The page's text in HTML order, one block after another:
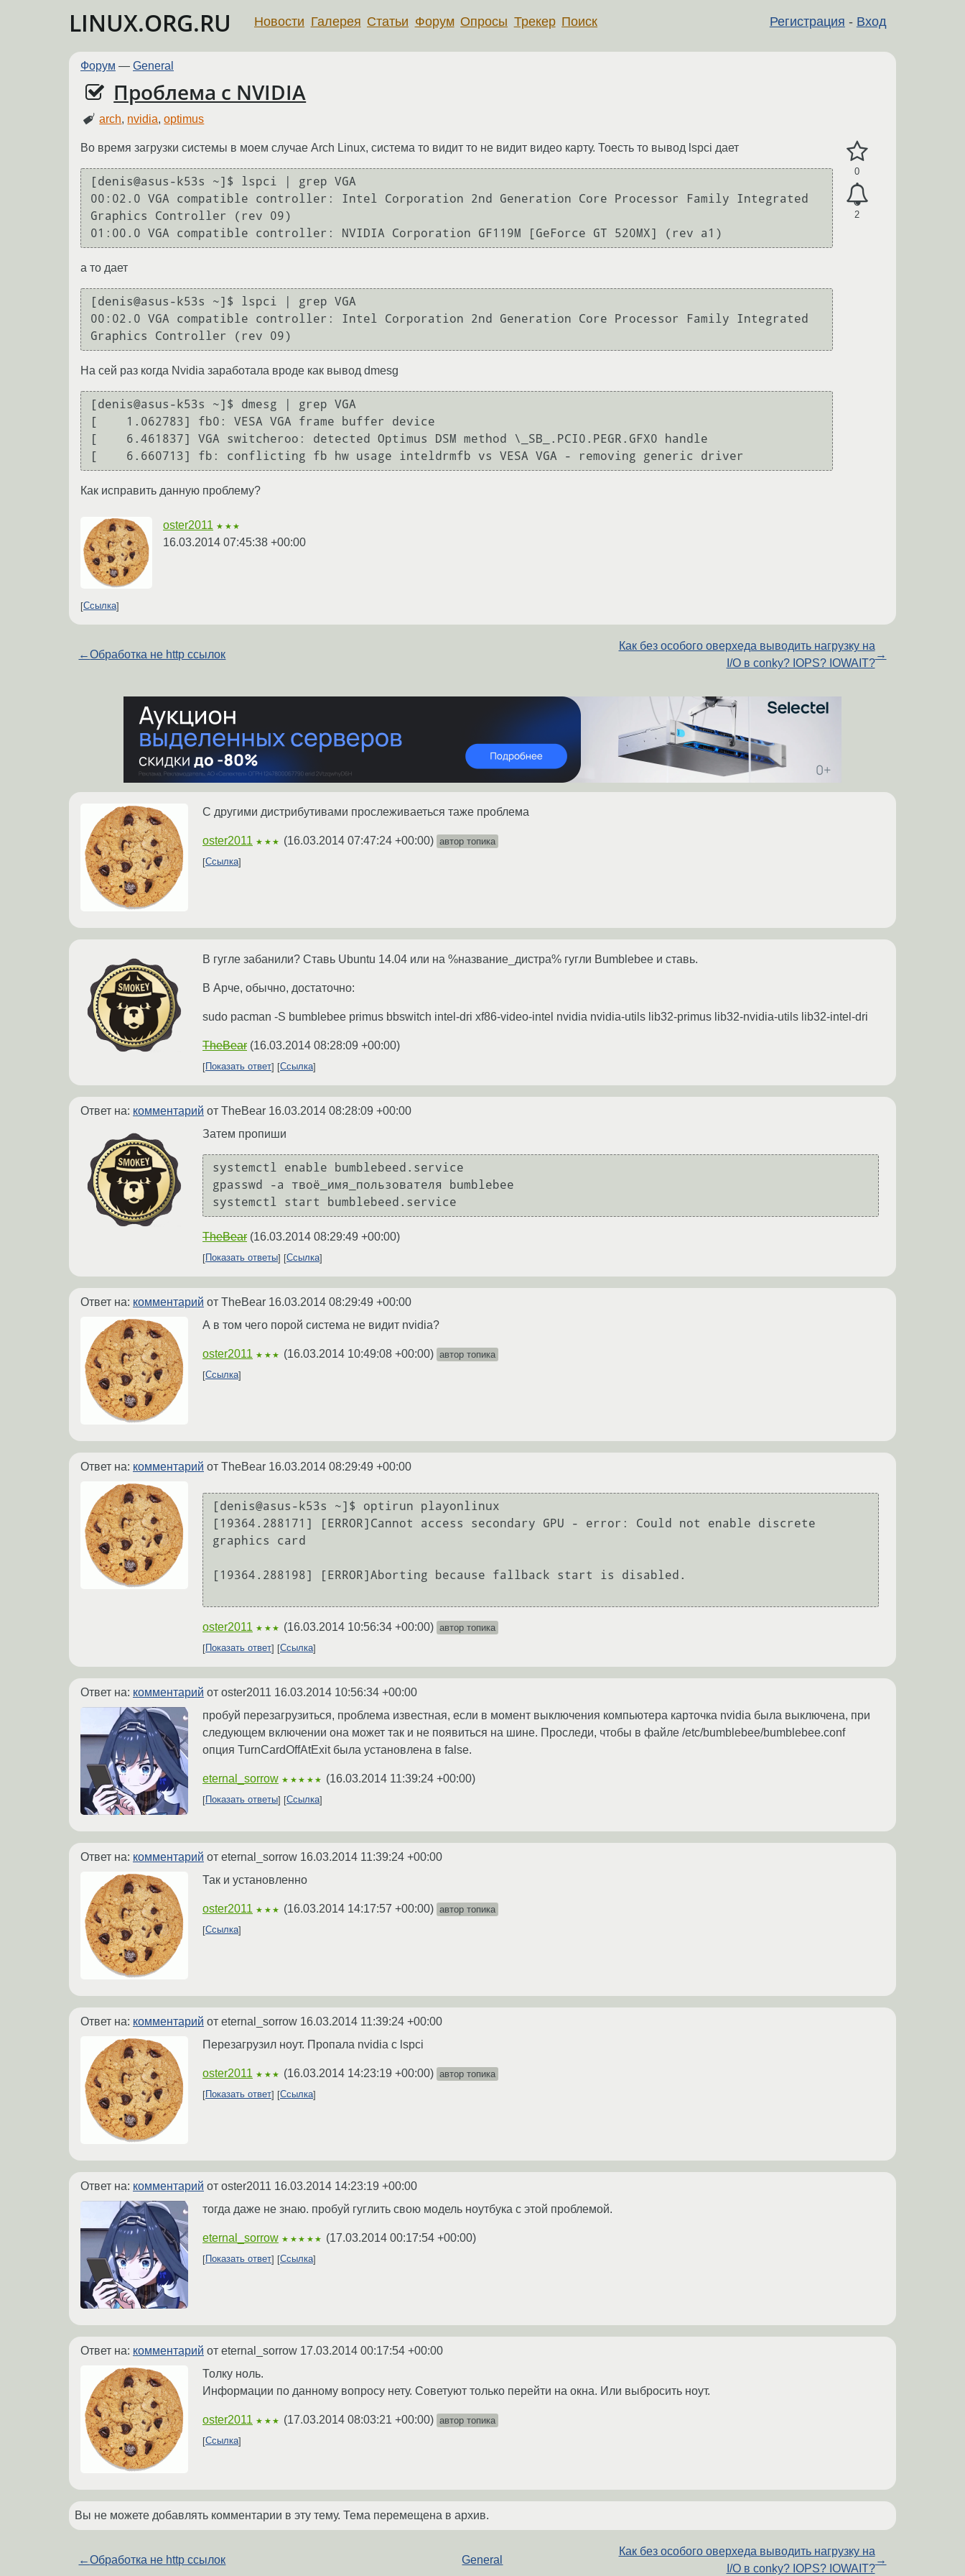
LINUX.ORG.RU Регистрация - Вход
Новости Галерея Статьи Форум Опросы Трекер Поиск
Форум — General
Проблема с NVIDIA
arch, nvidia,optimus
0
2
Во время загрузки системы в моем случае Arch Linux, система то видит то не видит видео карту. Тоесть то вывод lspci дает
[denis@asus-k53s ~]$ lspci | grep VGA
00:02.0 VGA compatible controller: Intel Corporation 2nd Generation Core Processor Family Integrated
Graphics Controller (rev 09)
а то дает
[denis@asus-k53s ~]$ lspci | grep VGA
00:02.0 VGA compatible controller: Intel Corporation 2nd Generation Core Processor Family Integrated
На сей раз когда Nvidia заработала вроде как вывод dmesg
[denis@asus-k53s ~]$ dmesg | grep VGA
[    1.062783] fb0: VESA VGA frame buffer device
[    6.461837] VGA switcheroo: detected Optimus DSM method \_SB_.PCI0.PEGR.GFX0 handle
Как исправить данную проблему?
oster2011 ★★★
16.03.2014 07:45:38 +00:00
Ссылка
←Обработка не http ссылок
Как без особого оверхеда выводить нагрузку на
I/O в conky? IOPS? IOWAIT?
→
C другими дистрибутивами прослеживаеться таже проблема
oster2011 ★★★ (16.03.2014 07:47:24 +00:00) автор топика
Ссылка
В гугле забанили? Ставь Ubuntu 14.04 или на %название_дистра% гугли Bumblebee и ставь.
В Арче, обычно, достаточно:
sudo pacman -S bumblebee primus bbswitch intel-dri xf86-video-intel nvidia nvidia-utils lib32-primus lib32-nvidia-utils lib32-intel-dri
TheBear (16.03.2014 08:28:09 +00:00)
Показать ответ Ссылка
Ответ на: комментарий от TheBear 16.03.2014 08:28:09 +00:00
Затем пропиши
systemctl enable bumblebeed.service
gpasswd -a твоё_имя_пользователя bumblebee
systemctl start bumblebeed.service
TheBear (16.03.2014 08:29:49 +00:00)
Показать ответы Ссылка
Ответ на: комментарий от TheBear 16.03.2014 08:29:49 +00:00
А в том чего порой система не видит nvidia?
oster2011 ★★★ (16.03.2014 10:49:08 +00:00) автор топика
Ссылка
Ответ на: комментарий от TheBear 16.03.2014 08:29:49 +00:00
[denis@asus-k53s ~]$ optirun playonlinux
[19364.288171] [ERROR]Cannot access secondary GPU - error: Could not enable discrete
graphics card
[19364.288198] [ERROR]Aborting because fallback start is disabled.
oster2011 ★★★ (16.03.2014 10:56:34 +00:00) автор топика
Показать ответ
Ссылка
Ответ на: комментарий от oster2011 16.03.2014 10:56:34 +00:00
пробуй перезагрузиться, проблема известная, если в момент выключения компьютера карточка nvidia была выключена, при
следующем включении она может так и не появиться на шине. Проследи, чтобы в файле /etc/bumblebee/bumblebee.conf
опция TurnCardOffAtExit была установлена в false.
eternal_sorrow ★★★★★ (16.03.2014 11:39:24 +00:00)
Показать ответы Ссылка
Ответ на: комментарий от eternal_sorrow 16.03.2014 11:39:24 +00:00
Так и установленно
oster2011 ★★★ (16.03.2014 14:17:57 +00:00) автор топика
Ссылка
Ответ на: комментарий от eternal_sorrow 16.03.2014 11:39:24 +00:00
Перезагрузил ноут. Пропала nvidia с lspci
oster2011 ★★★ (16.03.2014 14:23:19 +00:00) автор топика
Показать ответ
Ссылка
Ответ на: комментарий от oster2011 16.03.2014 14:23:19 +00:00
тогда даже не знаю. пробуй гуглить свою модель ноутбука с этой проблемой.
eternal_sorrow ★★★★★ (17.03.2014 00:17:54 +00:00)
Показать ответ Ссылка
Ответ на: комментарий от eternal_sorrow 17.03.2014 00:17:54 +00:00
Толку ноль.
Информации по данному вопросу нету. Советуют только перейти на окна. Или выбросить ноут.
oster2011 ★★★ (17.03.2014 08:03:21 +00:00) автор топика
Ссылка
Вы не можете добавлять комментарии в эту тему. Тема перемещена в архив.
←Обработка не http ссылок General
Как без особого оверхеда выводить нагрузку на
I/O в conky? IOPS? IOWAIT?
→